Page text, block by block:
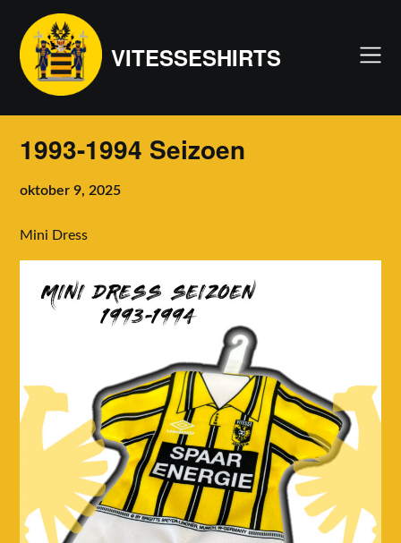
content
VITESSESHIRTS
1993-1994 Seizoen
oktober 9, 2025
Mini Dress